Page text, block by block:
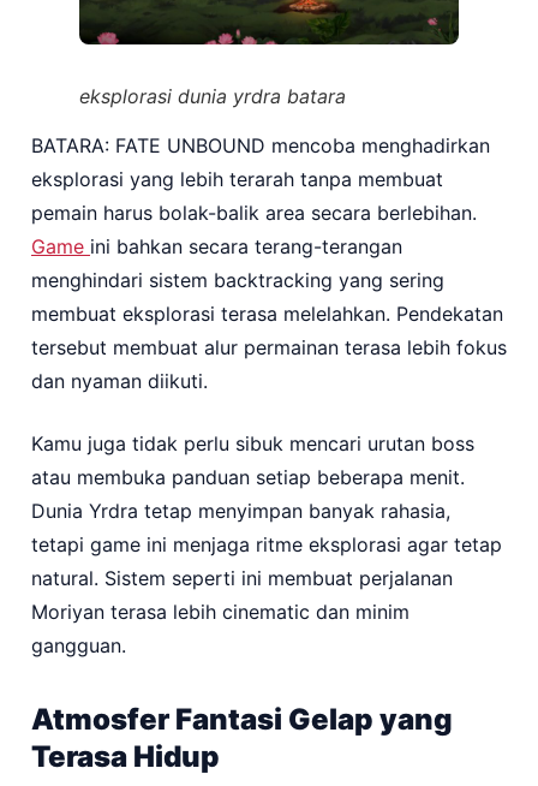
eksplorasi dunia yrdra batara
BATARA: FATE UNBOUND mencoba menghadirkan
eksplorasi yang lebih terarah tanpa membuat
pemain harus bolak-balik area secara berlebihan.
Game ini bahkan secara terang-terangan
menghindari sistem backtracking yang sering
membuat eksplorasi terasa melelahkan. Pendekatan
tersebut membuat alur permainan terasa lebih fokus
dan nyaman diikuti.
Kamu juga tidak perlu sibuk mencari urutan boss
atau membuka panduan setiap beberapa menit.
Dunia Yrdra tetap menyimpan banyak rahasia,
tetapi game ini menjaga ritme eksplorasi agar tetap
natural. Sistem seperti ini membuat perjalanan
Moriyan terasa lebih cinematic dan minim
gangguan.
Atmosfer Fantasi Gelap yang
Terasa Hidup